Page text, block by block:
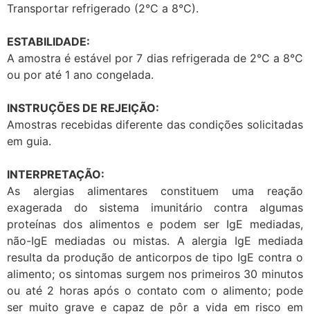
Transportar refrigerado (2°C a 8°C).
ESTABILIDADE:
A amostra é estável por 7 dias refrigerada de 2°C a 8°C
ou por até 1 ano congelada.
INSTRUÇÕES DE REJEIÇÃO:
Amostras recebidas diferente das condições solicitadas
em guia.
INTERPRETAÇÃO:
As alergias alimentares constituem uma reação
exagerada do sistema imunitário contra algumas
proteínas dos alimentos e podem ser IgE mediadas,
não-IgE mediadas ou mistas. A alergia IgE mediada
resulta da produção de anticorpos de tipo IgE contra o
alimento; os sintomas surgem nos primeiros 30 minutos
ou até 2 horas após o contato com o alimento; pode
ser muito grave e capaz de pôr a vida em risco em